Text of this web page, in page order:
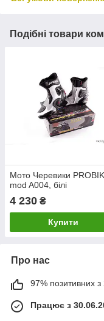
Подібні товари
Мото Черевики
mod A004, білі
4 230 ₴
Купити
Про нас
97% позитивних з
Працює з